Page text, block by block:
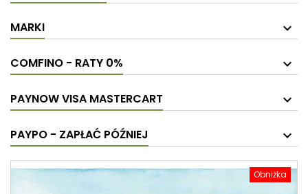
MARKI
COMFINO - RATY 0%
PAYNOW VISA MASTERCART
PAYPO - ZAPŁAĆ PÓŹNIEJ
Obniżka